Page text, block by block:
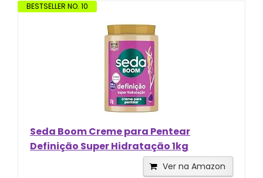
BESTSELLER NO. 10
Seda Boom Creme para Pentear
Definição Super Hidratação 1kg
Ver na Amazon